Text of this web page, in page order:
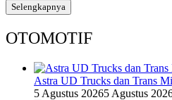
Selengkapnya
OTOMOTIF
Astra UD Trucks dan Trans
5 Agustus 20265 Agustus